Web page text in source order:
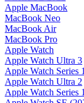
Apple MacBook
MacBook Neo
MacBook Air
MacBook Pro
Apple Watch
Apple Watch Ultra 3
Apple Watch Series
Apple Watch Ultra 2
Apple Watch Series